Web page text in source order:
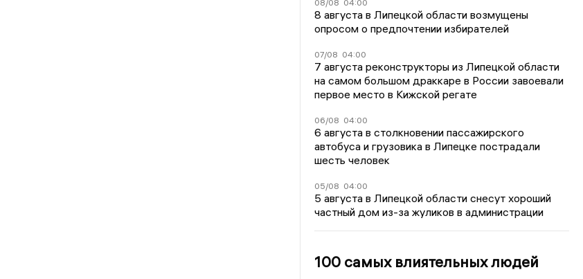
08/08 04:00
8 августа в Липецкой области возмущены
опросом о предпочтении избирателей
07/08 04:00
7 августа реконструкторы из Липецкой области
на самом большом драккаре в России завоевали
первое место в Кижской регате
06/08 04:00
6 августа в столкновении пассажирского
автобуса и грузовика в Липецке пострадали
шесть человек
05/08 04:00
5 августа в Липецкой области снесут хороший
частный дом из-за жуликов в администрации
100 самых влиятельных людей